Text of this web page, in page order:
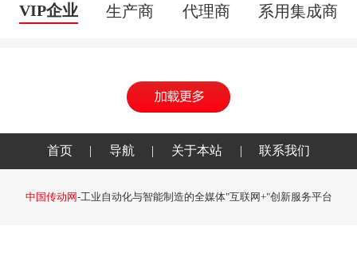
VIP企业 生产商 代理商 系用集成商
首页 | 导航 | 关于本站 | 联系我们
中国传动网-工业自动化与智能制造的全媒体"互联网+"创新服务平台